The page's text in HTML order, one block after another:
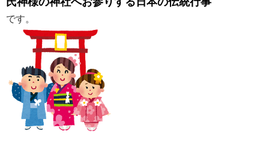
です。